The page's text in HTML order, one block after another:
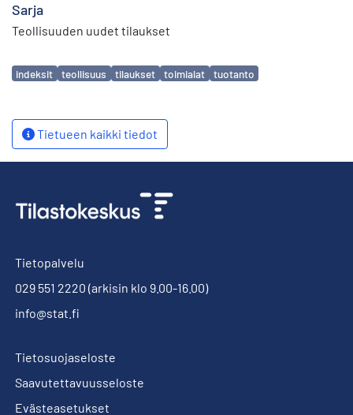
Sarja
Teollisuuden uudet tilaukset
Avainsanat
indeksit teollisuus tilaukset toimialat tuotanto
Tietueen kaikki tiedot
Tietopalvelu
029 551 2220 (arkisin klo 9.00-16.00)
info@stat.fi
Tietosuojaseloste
Saavutettavuusseloste
Evästeasetukset